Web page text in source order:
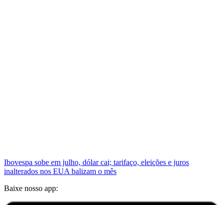
Ibovespa sobe em julho, dólar cai; tarifaço, eleições e juros
inalterados nos EUA balizam o mês
Baixe nosso app: